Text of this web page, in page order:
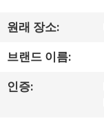
우
리
원래 장소:
브랜드 이름:
인증: